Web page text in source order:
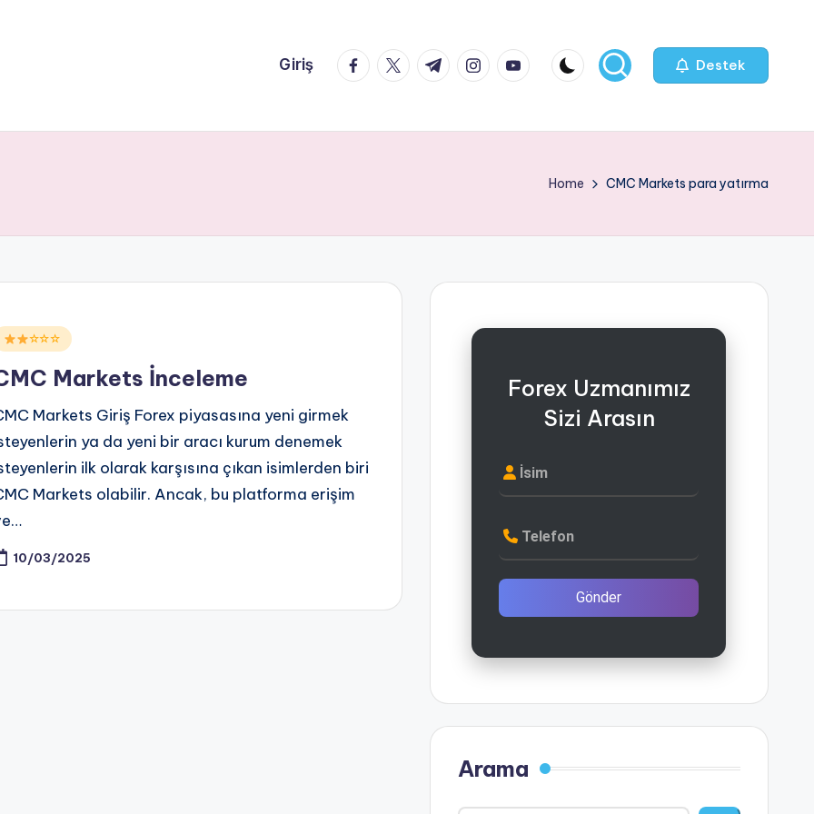
Giriş facebook.com
twitter.com
t.me instagram.com
youtube.com Destek
Home CMC Markets para yatırma
☆☆☆
Markets İnceleme
Markets Giriş Forex piyasasına yeni girmek
ya da yeni bir aracı kurum denemek
ilk olarak karşısına çıkan isimlerden biri
Markets olabilir. Ancak, bu platforma erişim
10/03/2025
Forex Uzmanımız
Sizi Arasın
İsim
Telefon
Gönder
Arama